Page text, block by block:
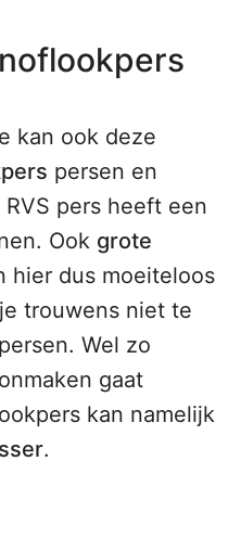
kan ook deze
persen en
pers heeft een
Ook grote
hier dus moeiteloos
trouwens niet te
Wel zo
gaat
kan namelijk
.